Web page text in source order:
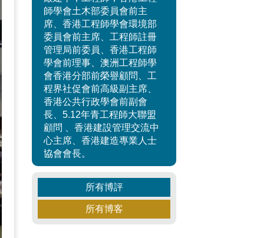
師學會土木部委員會前主
席、香港工程師學會環境部
委員會前主席、工程師註冊
管理局前委員、香港工程師
學會前理事、澳洲工程師學
會香港分部前榮譽顧問、工
程界社促會前高級副主席、
香港公共行政學會前副會
長、5.12年青工程師大聯盟
顧問 、香港建設管理交流中
心主席、香港建造專業人士
協會會長。
所有博評
所有博客